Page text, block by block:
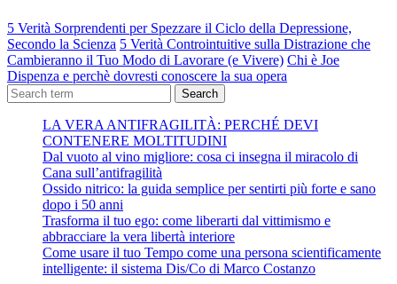
5 Verità Sorprendenti per Spezzare il Ciclo della Depressione,
Secondo la Scienza 5 Verità Controintuitive sulla Distrazione che
Cambieranno il Tuo Modo di Lavorare (e Vivere) Chi è Joe
Dispenza e perchè dovresti conoscere la sua opera
Search
LA VERA ANTIFRAGILITÀ: PERCHÉ DEVI
CONTENERE MOLTITUDINI
Dal vuoto al vino migliore: cosa ci insegna il miracolo di
Cana sull’antifragilità
Ossido nitrico: la guida semplice per sentirti più forte e sano
dopo i 50 anni
Trasforma il tuo ego: come liberarti dal vittimismo e
abbracciare la vera libertà interiore
Come usare il tuo Tempo come una persona scientificamente
intelligente: il sistema Dis/Co di Marco Costanzo